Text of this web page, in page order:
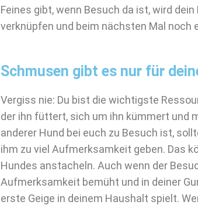
Feines gibt, wenn Besuch da ist, wird
verknüpfen und beim nächsten Mal noch
Schmusen gibt es nur für
Vergiss nie: Du bist die wichtigste
der ihn füttert, sich um ihn kümmert und
anderer Hund bei euch zu Besuch ist,
ihm zu viel Aufmerksamkeit geben. Das
Hundes anstacheln. Auch wenn der
Aufmerksamkeit bemüht und in deiner
erste Geige in deinem Haushalt spielt.